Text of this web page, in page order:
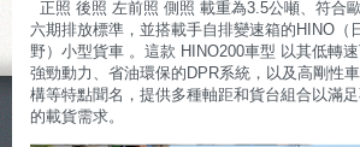
正照 後照 左前照 側照 載重為3.5公噸、符合
六期排放標準，並搭載手自排變速箱的HINO（
野）小型貨車 。這款 HINO200車型 以其低轉
強勁動力、省油環保的DPR系統，以及高剛性
構等特點聞名，提供多種軸距和貨台組合以滿足
的載貨需求。